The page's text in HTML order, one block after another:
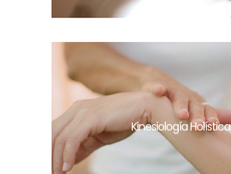
Kinesiología Holística